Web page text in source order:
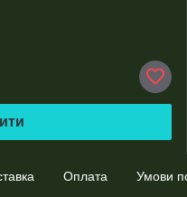
Оплата Умови